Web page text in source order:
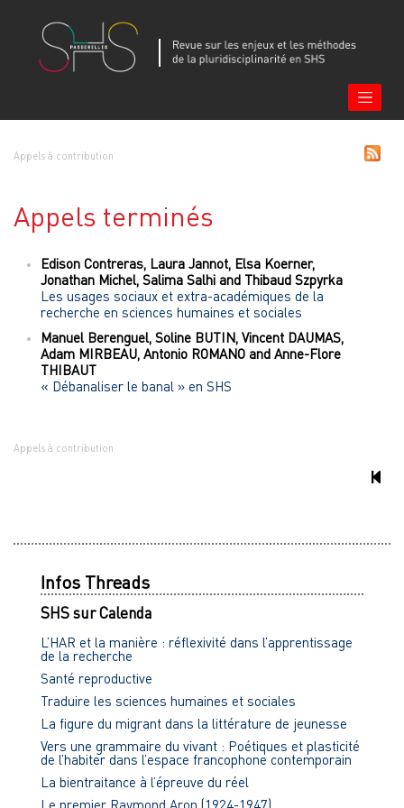
Appels à contribution
Appels terminés
Edison Contreras, Laura Jannot, Elsa Koerner,
Jonathan Michel, Salima Salhi and Thibaud Szpyrka
Les usages sociaux et extra-académiques de la
recherche en sciences humaines et sociales
Manuel Berenguel, Soline BUTIN, Vincent DAUMAS,
Adam MIRBEAU, Antonio ROMANO and Anne-Flore
THIBAUT
« Débanaliser le banal » en SHS
Appels à contribution
Infos Threads
SHS sur Calenda
L’HAR et la manière : réflexivité dans l’apprentissage
de la recherche
Santé reproductive
Traduire les sciences humaines et sociales
La figure du migrant dans la littérature de jeunesse
Vers une grammaire du vivant : Poétiques et plasticité
de l’habiter dans l’espace francophone contemporain
La bientraitance à l’épreuve du réel
Le premier Raymond Aron (1924-1947)